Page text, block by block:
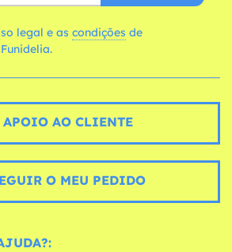
legal e as condições
AO CLIENTE
O MEU PEDIDO